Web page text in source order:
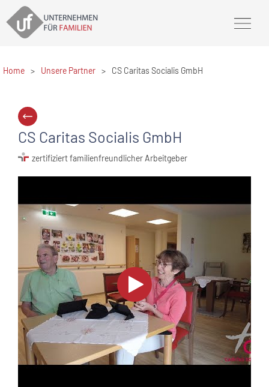
Home > Unsere Partner > CS Caritas Socialis GmbH
CS Caritas Socialis GmbH
zertifiziert familienfreundlicher Arbeitgeber